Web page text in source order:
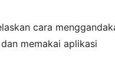
cara
memakai aplikasi